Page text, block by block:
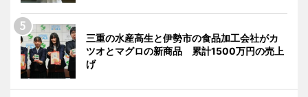
三重の水産高生と伊勢市の食品加工会社がカ
ツオとマグロの新商品 累計1500万円の売上
げ